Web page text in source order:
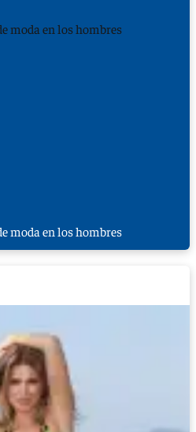
moda en los hombres